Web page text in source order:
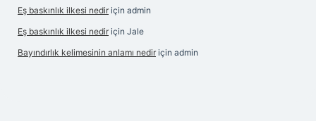
Eş baskınlık ilkesi nedir için admin
Eş baskınlık ilkesi nedir için Jale
Bayındırlık kelimesinin anlamı nedir için admin